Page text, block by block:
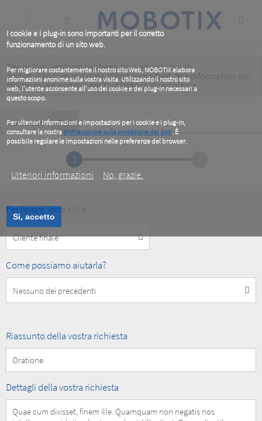
I cookie e i plug-in sono importanti per il corretto
funzionamento di un sito web.
Per migliorare costantemente il nostro sito Web, MOBOTIX elabora
informazioni anonime sulla vostra visita. Utilizzando il nostro sito
web, l'utente acconsente all'uso dei cookie e dei plug-in necessari a
questo scopo.
Per ulteriori informazioni e impostazioni per i cookie e i plug-in,
consultare la nostradichiarazione sulla protezione dei dati. È
possibile regolare le impostazioni nelle preferenze del browser.
Ulteriori informazioni
No, grazie.
Si, accetto
content
Warning
message
The below webform has been prepopulated with
custom/random test data. When submitted, this information will
still be savedand/orsent to designated recipients.
Primary
tabs
Visualizza Test(active
tab)
1
Per favore, dice chi è
Customer
Type
How
help
you?
Come possiamo aiutarla?
Summary
Request
Riassunto della vostra richiesta
Details
Request
Dettagli della vostra richiesta